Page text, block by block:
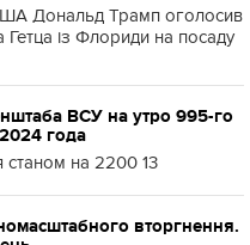
Дональд Трамп оголосив
із Флориди на посаду
ВСУ на утро 995-го
года
станом на 2200 13
вторгнення.